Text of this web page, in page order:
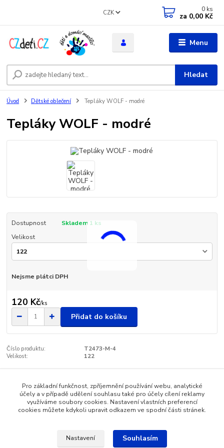
Menu
CZK
Hledat
0 ks
za 0,00 Kč
Úvod Dětské oblečení Tepláky WOLF - modré
Tepláky WOLF - modré
Dostupnost
Skladem 1 ks
Velikost
Nejsme plátci DPH
120 Kč/ks
Přidat do košíku
Číslo produktu:
T2473-M-4
Velikost:
122
Zboží zařazeno v kategoriích
Dětské oblečení
Pro základní funkčnost, zpříjemnění používání webu, analytické
účely a v případě udělení souhlasu také pro účely cílení reklamy
využíváme soubory cookies. Nastavení vlastních preferencí
cookies můžete kdykoli upravit odkazem ve spodní části stránek.
Nastavení Souhlasím